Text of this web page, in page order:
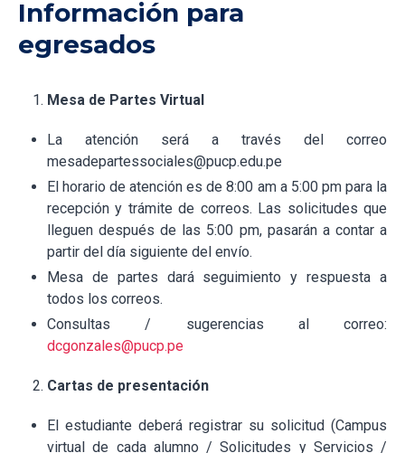
Información para
egresados
Mesa de Partes Virtual
La atención será a través del correo
mesadepartessociales@pucp.edu.pe
El horario de atención es de 8:00 am a 5:00 pm para la
recepción y trámite de correos. Las solicitudes que
lleguen después de las 5:00 pm, pasarán a contar a
partir del día siguiente del envío.
Mesa de partes dará seguimiento y respuesta a
todos los correos.
Consultas / sugerencias al correo:
dcgonzales@pucp.pe
Cartas de presentación
El estudiante deberá registrar su solicitud (Campus
virtual de cada alumno / Solicitudes y Servicios /